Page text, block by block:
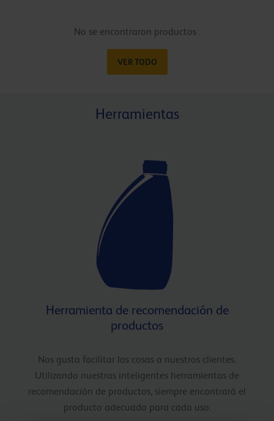
No se encontraron productos .
VER TODO
Herramientas
Herramienta de recomendación de
productos
Nos gusta facilitar las cosas a nuestros clientes.
Utilizando nuestras inteligentes herramientas de
recomendación de productos, siempre encontrará el
producto adecuado para cada uso.